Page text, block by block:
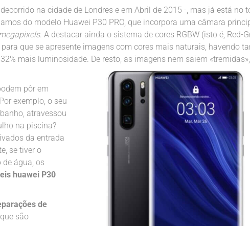
na cidade de Londres e em Abril de 2015 -, mas já está no
do modelo Huawei P30 PRO, que incorpora uma câmara
. A destacar ainda o sistema de cores RGBW (isto é, Red-
que se apresente imagens com cores mais naturais, havendo
mais luminosidade. De resto, as imagens nem saiem
pôr em
exemplo, o seu
atravessou
na piscina?
da entrada
se tiver o
água, os
huawei P30
de
são